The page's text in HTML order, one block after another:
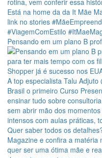
Pensando em um plano B